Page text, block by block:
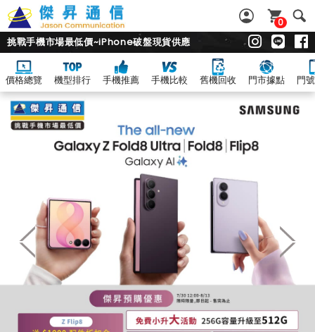
0
挑戰手機市場最低價~iPhone破盤現貨供應
價格總覽 機型排行 手機推薦 手機比較 舊機回收 門市據點 門